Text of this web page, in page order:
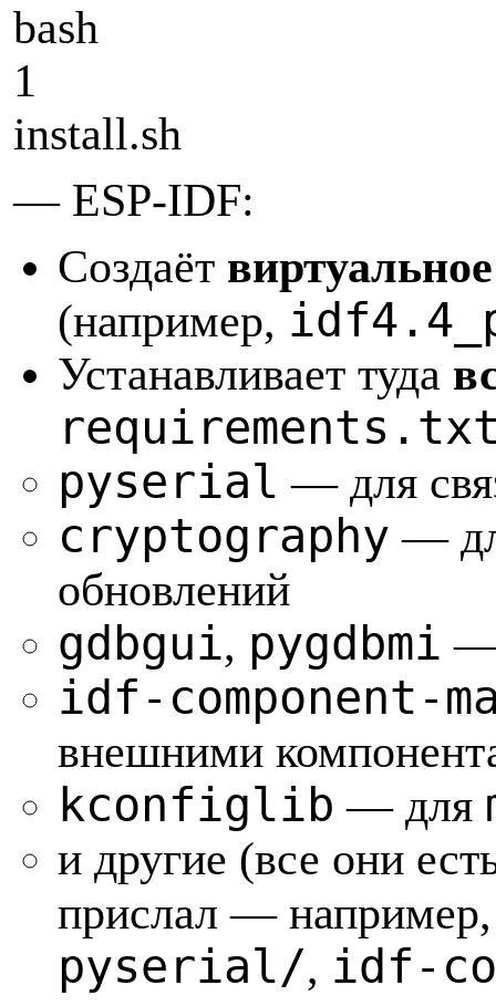
bash
1
install.sh
—ESP-IDF:
Создаёт
(например,
Устанавливает туда
pyserial — для
cryptography —
обновлений
gdbgui, pygdbmi —
idf-component-
внешними
kconfiglib — для
и другие (все они
прислал —
pyserial/, idf-